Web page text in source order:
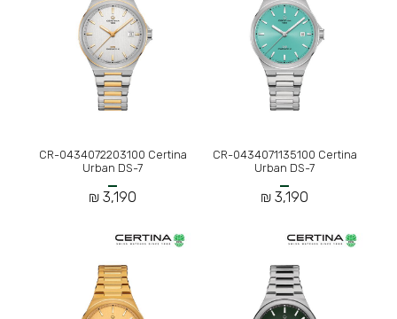
CR-0434071135100 Certina
Urban DS-7
3,190 ₪
CR-0434072203100 Certina
Urban DS-7
3,190 ₪